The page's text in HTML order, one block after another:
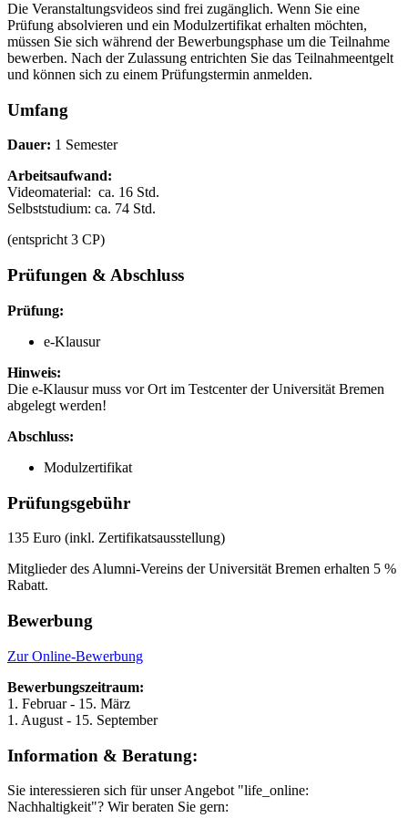
Die Veranstaltungsvideos sind frei zugänglich. Wenn Sie eine
Prüfung absolvieren und ein Modulzertifikat erhalten möchten,
müssen Sie sich während der Bewerbungsphase um die Teilnahme
bewerben. Nach der Zulassung entrichten Sie das Teilnahmeentgelt
und können sich zu einem Prüfungstermin anmelden.
Umfang
Dauer: 1 Semester
Arbeitsaufwand:
Videomaterial: ca. 16 Std.
Selbststudium: ca. 74 Std.
(entspricht 3 CP)
Prüfungen & Abschluss
Prüfung:
e-Klausur
Hinweis:
Die e-Klausur muss vor Ort im Testcenter der Universität Bremen
abgelegt werden!
Abschluss:
Modulzertifikat
Prüfungsgebühr
135 Euro (inkl. Zertifikatsausstellung)
Mitglieder des Alumni-Vereins der Universität Bremen erhalten 5 %
Rabatt.
Bewerbung
Zur Online-Bewerbung
Bewerbungszeitraum:
1. Februar - 15. März
1. August - 15. September
Information & Beratung:
Sie interessieren sich für unser Angebot "life_online:
Nachhaltigkeit"? Wir beraten Sie gern: